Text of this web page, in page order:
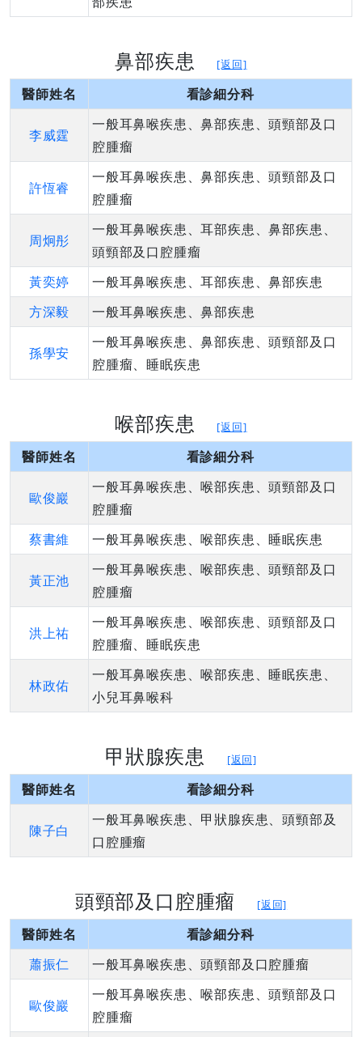
鼻部疾患 [返回]
醫師姓名 看診細分科
李威霆
一般耳鼻喉疾患、鼻部疾患、頭頸部及口
腔腫瘤
許恆睿
一般耳鼻喉疾患、鼻部疾患、頭頸部及口
腔腫瘤
周炯彤
一般耳鼻喉疾患、耳部疾患、鼻部疾患、
頭頸部及口腔腫瘤
黃奕婷
一般耳鼻喉疾患、耳部疾患、鼻部疾患
方深毅
一般耳鼻喉疾患、鼻部疾患
孫學安
一般耳鼻喉疾患、鼻部疾患、頭頸部及口
腔腫瘤、睡眠疾患
喉部疾患 [返回]
醫師姓名 看診細分科
歐俊巖
一般耳鼻喉疾患、喉部疾患、頭頸部及口
腔腫瘤
蔡書維
一般耳鼻喉疾患、喉部疾患、睡眠疾患
黃正池
一般耳鼻喉疾患、喉部疾患、頭頸部及口
腔腫瘤
洪上祐
一般耳鼻喉疾患、喉部疾患、頭頸部及口
腔腫瘤、睡眠疾患
林政佑
一般耳鼻喉疾患、喉部疾患、睡眠疾患、
小兒耳鼻喉科
甲狀腺疾患 [返回]
醫師姓名 看診細分科
陳子白
一般耳鼻喉疾患、甲狀腺疾患、頭頸部及
口腔腫瘤
頭頸部及口腔腫瘤 [返回]
醫師姓名
看診細分科
蕭振仁
一般耳鼻喉疾患、頭頸部及口腔腫瘤
歐俊巖
一般耳鼻喉疾患、喉部疾患、頭頸部及口
腔腫瘤